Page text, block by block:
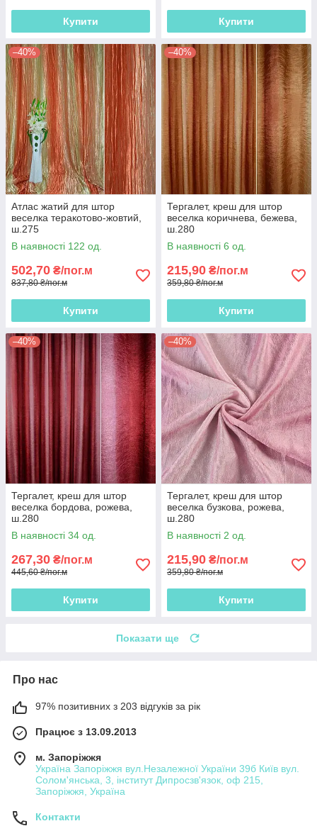
Купити Купити
–40%
Атлас жатий для штор
веселка теракотово-жовтий,
ш.275
В наявності 122 од.
502,70 ₴/пог.м
837,80 ₴/пог.м
Купити
–40%
Тергалет, креш для штор
веселка коричнева, бежева,
ш.280
В наявності 6 од.
215,90 ₴/пог.м
359,80 ₴/пог.м
Купити
–40%
Тергалет, креш для штор
веселка бордова, рожева,
ш.280
В наявності 34 од.
267,30 ₴/пог.м
445,60 ₴/пог.м
Купити
–40%
Тергалет, креш для штор
веселка бузкова, рожева,
ш.280
В наявності 2 од.
215,90 ₴/пог.м
359,80 ₴/пог.м
Купити
Показати ще
Про нас
97% позитивних з 203 відгуків за рік
Працює з 13.09.2013
м. Запоріжжя
Україна Запоріжжя вул.Незалежної України 39б Київ вул.
Солом'янська, 3, інститут Дипросзв'язок, оф 215,
Запоріжжя, Україна
Контакти